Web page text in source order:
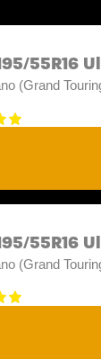
55R16
(Grand
55R16
(Grand